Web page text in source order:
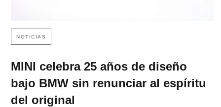
NOTICIAS
MINI celebra 25 años de diseño
bajo BMW sin renunciar al espíritu
del original